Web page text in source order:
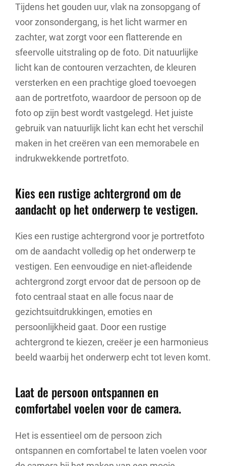
Tijdens het gouden uur, vlak na zonsopgang of
voor zonsondergang, is het licht warmer en
zachter, wat zorgt voor een flatterende en
sfeervolle uitstraling op de foto. Dit natuurlijke
licht kan de contouren verzachten, de kleuren
versterken en een prachtige gloed toevoegen
aan de portretfoto, waardoor de persoon op de
foto op zijn best wordt vastgelegd. Het juiste
gebruik van natuurlijk licht kan echt het verschil
maken in het creëren van een memorabele en
indrukwekkende portretfoto.
Kies een rustige achtergrond om de
aandacht op het onderwerp te vestigen.
Kies een rustige achtergrond voor je portretfoto
om de aandacht volledig op het onderwerp te
vestigen. Een eenvoudige en niet-afleidende
achtergrond zorgt ervoor dat de persoon op de
foto centraal staat en alle focus naar de
gezichtsuitdrukkingen, emoties en
persoonlijkheid gaat. Door een rustige
achtergrond te kiezen, creëer je een harmonieus
beeld waarbij het onderwerp echt tot leven komt.
Laat de persoon ontspannen en
comfortabel voelen voor de camera.
Het is essentieel om de persoon zich
ontspannen en comfortabel te laten voelen voor